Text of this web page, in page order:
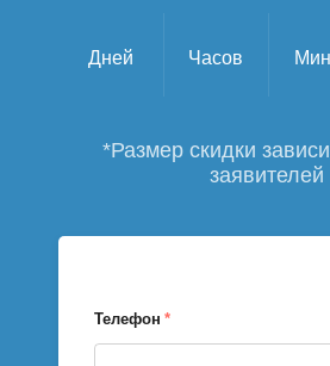
Дней Часов
*Размер скидки
заявителей
Телефон *